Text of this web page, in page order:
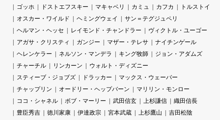
ゴッホ
ドストエフスキー マキャベリ カミュ カフカ
トルストイ
オスカー・ワイルド
ヘミングウェイ
サン＝テグジュペリ
ヘルマン・ヘッセ
レイモンド・チャンドラー
ヴィクトル・ユーゴー
アガサ・クリスティ
ガンジー マザー・テレサ
ナイチンゲール
ヘレンケラー
ネルソン・マンデラ キング牧師
ジョン・アダムズ
チャーチル
リンカーン
ウォルト・ディズニー
スティーブ・ジョブズ
ドラッカー
マックス・ウェーバー
チャップリン
オードリー・ヘップバーン
マリリン・モンロー
ココ・シャネル
ボブ・マーリー 武田信玄 上杉謙信
織田信長
豊臣秀吉
徳川家康 伊達政宗 宮本武蔵 上杉鷹山 吉田松陰